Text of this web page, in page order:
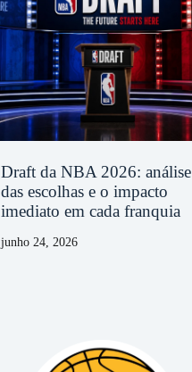
Draft da NBA 2026: análise
das escolhas e o impacto
imediato em cada franquia
junho 24, 2026